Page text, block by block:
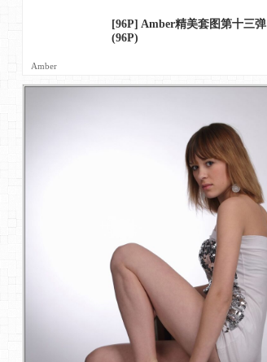
[96P] Amber精美套图第十三弹
(96P)
Amber